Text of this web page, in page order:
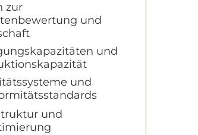
zur
und
und
und
und